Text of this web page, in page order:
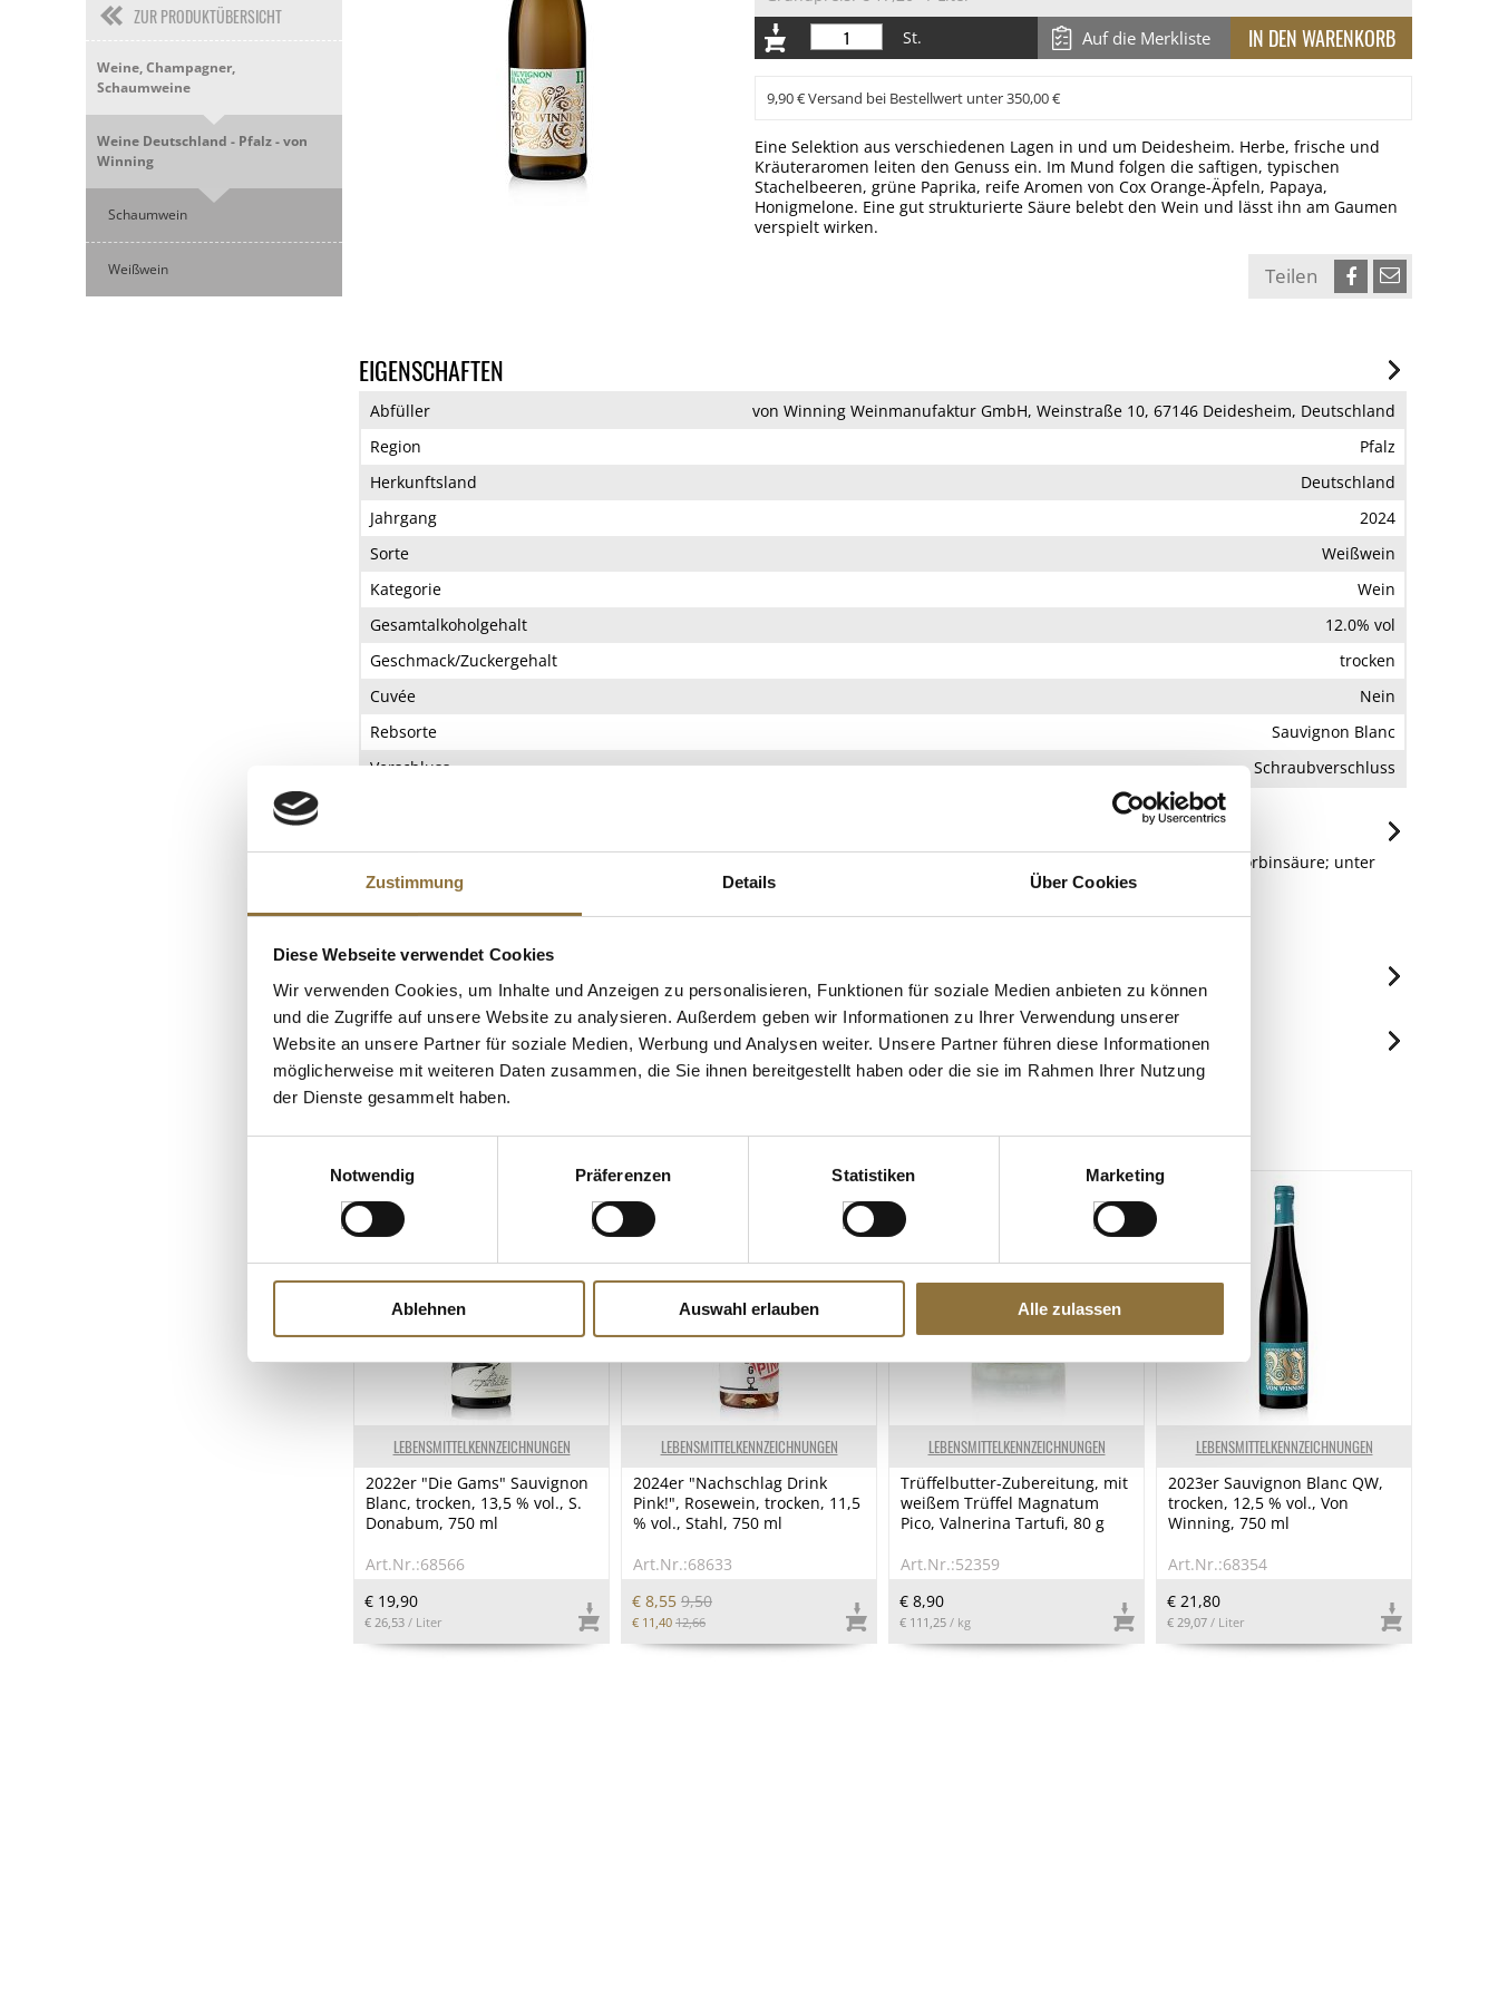
Zustimmung Details Über Cookies
Diese Webseite verwendet Cookies
Wir verwenden Cookies, um Inhalte und Anzeigen zu personalisieren, Funktionen für soziale Medien anbieten zu können
und die Zugriffe auf unsere Website zu analysieren. Außerdem geben wir Informationen zu Ihrer Verwendung unserer
Website an unsere Partner für soziale Medien, Werbung und Analysen weiter. Unsere Partner führen diese Informationen
möglicherweise mit weiteren Daten zusammen, die Sie ihnen bereitgestellt haben oder die sie im Rahmen Ihrer Nutzung
der Dienste gesammelt haben.
Notwendig
Präferenzen Statistiken Marketing
Ablehnen Auswahl erlauben Alle zulassen
ZUR PRODUKTÜBERSICHT
Weine, Champagner,
Schaumweine
Weine Deutschland - Pfalz - von
Winning
Schaumwein
Weißwein
St.
Auf die Merkliste
9,90 € Versand bei Bestellwert unter 350,00 €
Eine Selektion aus verschiedenen Lagen in und um Deidesheim. Herbe, frische und
Kräuteraromen leiten den Genuss ein. Im Mund folgen die saftigen, typischen
Stachelbeeren, grüne Paprika, reife Aromen von Cox Orange-Äpfeln, Papaya,
Honigmelone. Eine gut strukturierte Säure belebt den Wein und lässt ihn am Gaumen
verspielt wirken.
Teilen
EIGENSCHAFTEN
Abfüller
von Winning Weinmanufaktur GmbH, Weinstraße 10, 67146 Deidesheim, Deutschland
Region
Pfalz
Herkunftsland
Deutschland
Jahrgang
2024
Sorte
Weißwein
Kategorie
Wein
Gesamtalkoholgehalt
12.0% vol
Geschmack/Zuckergehalt
trocken
Cuvée
Nein
Rebsorte
Sauvignon Blanc
Verschluss
Schraubverschluss
Weißwein, trocken. Deutscher Qualitätswein. Pfalz. Zutaten: Trauben; Saccharose; Antioxidationsmittel: SULFITE, L-Ascorbinsäure; unter
Schutzatmosphäre abgefüllt, Säureregulator: Weinsäure; Stabilisatoren: Metaweinsäure.
Verantwortlicher Unternehmer: Von Winning Weinmanufaktur GmbH, Weinstr. 10, 67146 Deidesheim, Deutschland.
NÄHRWERTTABELLE
Nährwerte
Brennwert
301 kJ/72 kcal
davon Zucker
Eiweiß
Salz
ALLERGENE
Allergene
KUNDEN KAUFTEN AUCH
LEBENSMITTELKENNZEICHNUNGEN
2022er "Die Gams" Sauvignon
Blanc, trocken, 13,5 % vol., S.
Donabum, 750 ml
Art.Nr.:68566
€ 19,90
€ 26,53 / Liter
LEBENSMITTELKENNZEICHNUNGEN
2024er "Nachschlag Drink
Pink!", Rosewein, trocken, 11,5
% vol., Stahl, 750 ml
Art.Nr.:68633
€ 8,55 9,50
€ 11,40 12,66
LEBENSMITTELKENNZEICHNUNGEN
Trüffelbutter-Zubereitung, mit
weißem Trüffel Magnatum
Pico, Valnerina Tartufi, 80 g
Art.Nr.:52359
€ 8,90
€ 111,25 / kg
LEBENSMITTELKENNZEICHNUNGEN
2023er Sauvignon Blanc QW,
trocken, 12,5 % vol., Von
Winning, 750 ml
Art.Nr.:68354
€ 21,80
€ 29,07 / Liter